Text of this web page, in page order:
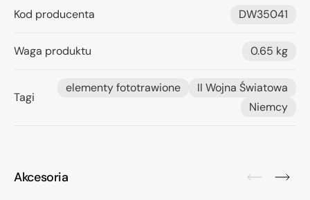
Kod producenta DW35041
Waga produktu 0.65 kg
Tagi
elementy fototrawione
II Wojna Światowa
Niemcy
Akcesoria